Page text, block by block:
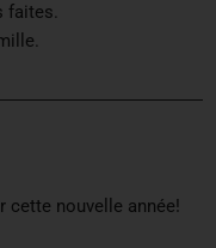
faites.
cette nouvelle année!